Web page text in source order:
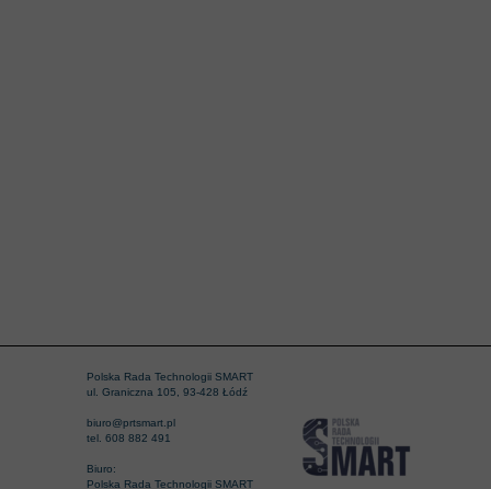
Polska Rada Technologii SMART
ul. Graniczna 105, 93-428 Łódź
biuro@prtsmart.pl
tel. 608 882 491
Biuro:
Polska Rada Technologii SMART